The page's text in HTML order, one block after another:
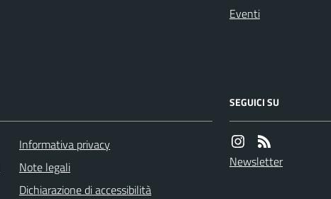
Eventi
Informativa privacy
Note legali
Dichiarazione di accessibilità
SEGUICI SU
Newsletter